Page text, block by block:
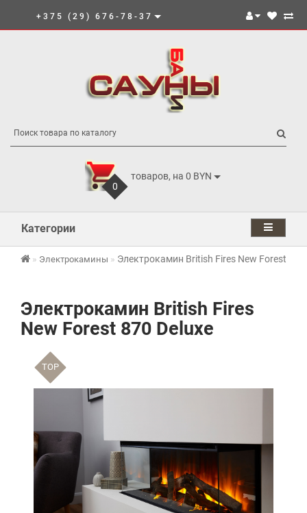
+375 (29) 676-78-37
0
товаров, на 0 BYN
Категории
Электрокамины Электрокамин British Fires New Forest 870
Электрокамин British Fires
New Forest 870 Deluxe
TOP